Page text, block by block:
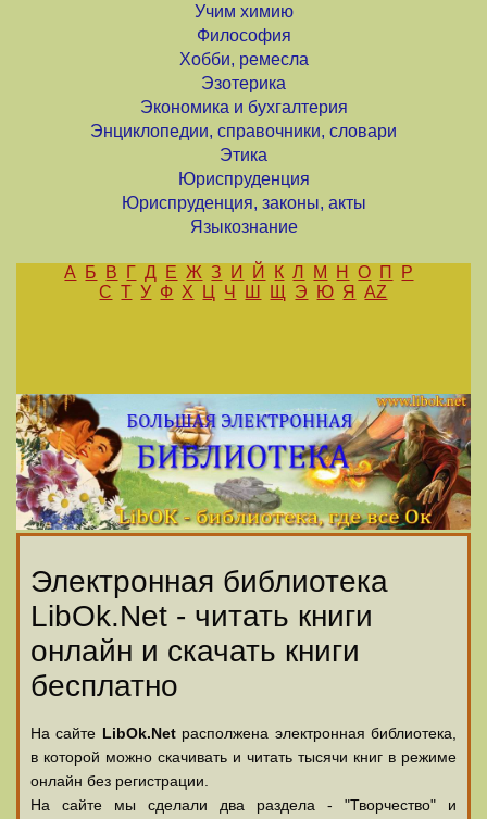
Учим химию
Философия
Хобби, ремесла
Эзотерика
Экономика и бухгалтерия
Энциклопедии, справочники, словари
Этика
Юриспруденция
Юриспруденция, законы, акты
Языкознание
А Б В Г Д Е Ж З И Й К Л М Н О П
Р
С Т У Ф Х Ц Ч Ш Щ Э Ю Я AZ
Электронная библиотека
LibOk.Net - читать книги
онлайн и скачать книги
бесплатно
На сайте LibOk.Netрасполжена электронная библиотека,
в которой можно скачивать и читать тысячи книг в режиме
онлайн без регистрации.
На сайте мы сделали два раздела - "Творчество" и